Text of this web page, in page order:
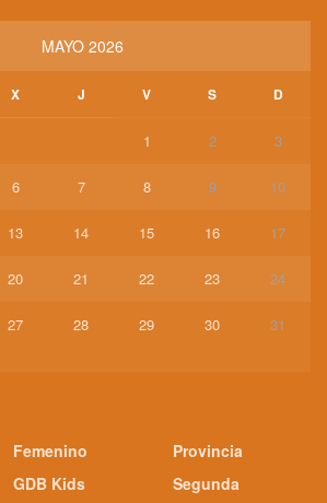
MAYO 2026
X J V S D
1 2 3
6 7 8 9 10
13 14 15 16 17
20 21 22 23 24
27 28 29 30 31
Femenino
GDB Kids
Provincia
Segunda